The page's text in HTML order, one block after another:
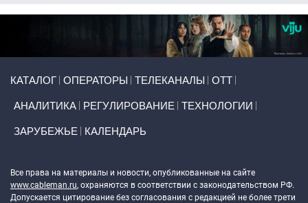
КАТАЛОГ ОПЕРАТОРЫ ТЕЛЕКАНАЛЫ ОТТ
АНАЛИТИКА РЕГУЛИРОВАНИЕ ТЕХНОЛОГИИ
ЗАРУБЕЖЬЕ КАЛЕНДАРЬ
Все права на материалы и новости, опубликованные на сайте
www.cableman.ru, охраняются в соответствии с законодательством РФ.
Допускается цитирование без согласования с редакцией не более трети